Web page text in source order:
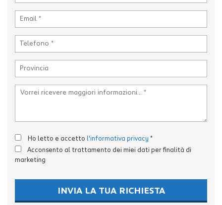
Ho letto e accetto l'informativa privacy *
Acconsento al trattamento dei miei dati per finalità di
marketing
INVIA LA TUA RICHIESTA
Cookie delle preferenze
Cookie analitici
Cookie di marketing
la